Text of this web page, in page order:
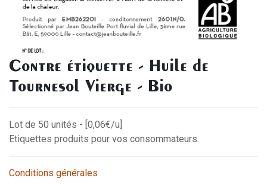
Contre étiquette - Huile de
Tournesol Vierge - Bio
Lot de 50 unités - [0,06€/u]
Etiquettes produits pour vos consommateurs.
Conditions générales